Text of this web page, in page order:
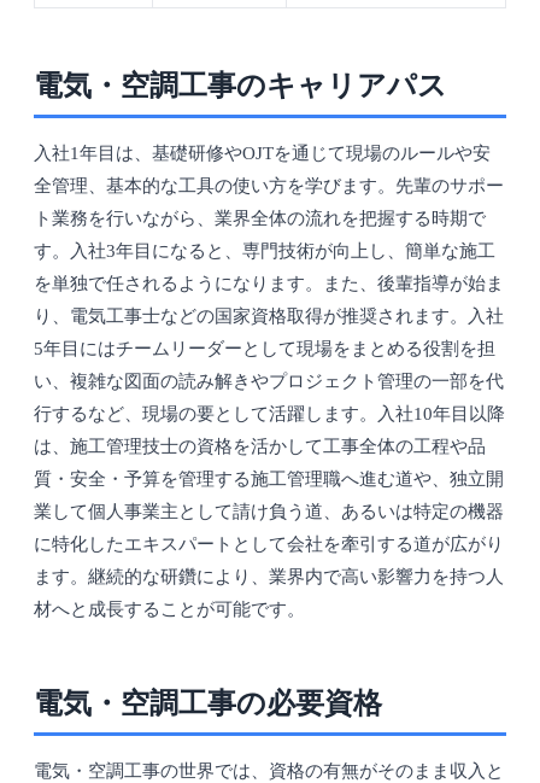
電気・空調工事のキャリアパス
入社1年目は、基礎研修やOJTを通じて現場のルールや安
全管理、基本的な工具の使い方を学びます。先輩のサポー
ト業務を行いながら、業界全体の流れを把握する時期で
す。入社3年目になると、専門技術が向上し、簡単な施工
を単独で任されるようになります。また、後輩指導が始ま
り、電気工事士などの国家資格取得が推奨されます。入社
5年目にはチームリーダーとして現場をまとめる役割を担
い、複雑な図面の読み解きやプロジェクト管理の一部を代
行するなど、現場の要として活躍します。入社10年目以降
は、施工管理技士の資格を活かして工事全体の工程や品
質・安全・予算を管理する施工管理職へ進む道や、独立開
業して個人事業主として請け負う道、あるいは特定の機器
に特化したエキスパートとして会社を牽引する道が広がり
ます。継続的な研鑽により、業界内で高い影響力を持つ人
材へと成長することが可能です。
電気・空調工事の必要資格
電気・空調工事の世界では、資格の有無がそのまま収入と